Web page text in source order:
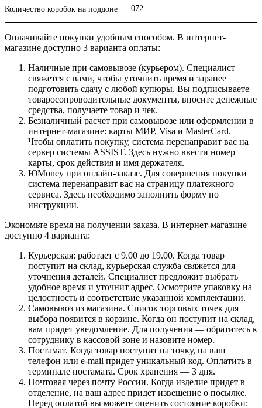
Количество коробок на поддоне 072
Оплачивайте покупки удобным способом. В интернет-
магазине доступно 3 варианта оплаты:
Наличные при самовывозе (курьером). Специалист
свяжется с вами, чтобы уточнить время и заранее
подготовить сдачу с любой купюры. Вы подписываете
товаросопроводительные документы, вносите денежные
средства, получаете товар и чек.
Безналичный расчет при самовывозе или оформлении в
интернет-магазине: карты МИР, Visa и MasterCard.
Чтобы оплатить покупку, система перенаправит вас на
сервер системы ASSIST. Здесь нужно ввести номер
карты, срок действия и имя держателя.
ЮMoney при онлайн-заказе. Для совершения покупки
система перенаправит вас на страницу платежного
сервиса. Здесь необходимо заполнить форму по
инструкции.
Экономьте время на получении заказа. В интернет-магазине
доступно 4 варианта:
Курьерская: работает с 9.00 до 19.00. Когда товар
поступит на склад, курьерская служба свяжется для
уточнения деталей. Специалист предложит выбрать
удобное время и уточнит адрес. Осмотрите упаковку на
целостность и соответствие указанной комплектации.
Самовывоз из магазина. Список торговых точек для
выбора появится в корзине. Когда он поступит на склад,
вам придет уведомление. Для получения — обратитесь к
сотруднику в кассовой зоне и назовите номер.
Постамат. Когда товар поступит на точку, на ваш
телефон или e-mail придет уникальный код. Оплатить в
терминале постамата. Срок хранения — 3 дня.
Почтовая через почту России. Когда изделие придет в
отделение, на ваш адрес придет извещение о посылке.
Перед оплатой вы можете оценить состояние коробки: